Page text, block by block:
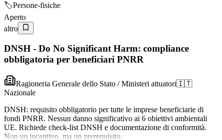
🏷️Persone-fisiche
Aperto
altro
DNSH - Do No Significant Harm: compliance
obbligatoria per beneficiari PNRR
Ragioneria Generale dello Stato / Ministeri attuatori🇮🇹
Nazionale
DNSH: requisito obbligatorio per tutte le imprese beneficiarie di
fondi PNRR. Nessun danno significativo ai 6 obiettivi ambientali
UE. Richiede check-list DNSH e documentazione di conformità.
Non un incentivo, ma un prerequisito.